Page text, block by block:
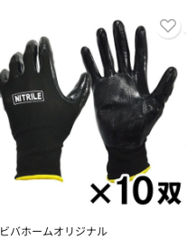
ビバホームオリジナル